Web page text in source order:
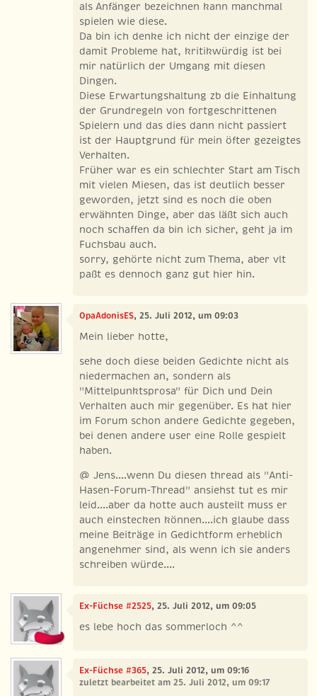
als Anfänger bezeichnen kann manchmal
spielen wie diese.
Da bin ich denke ich nicht der einzige der
damit Probleme hat, kritikwürdig ist bei
mir natürlich der Umgang mit diesen
Dingen.
Diese Erwartungshaltung zb die Einhaltung
der Grundregeln von fortgeschrittenen
Spielern und das dies dann nicht passiert
ist der Hauptgrund für mein öfter gezeigtes
Verhalten.
Früher war es ein schlechter Start am Tisch
mit vielen Miesen, das ist deutlich besser
geworden, jetzt sind es noch die oben
erwähnten Dinge, aber das läßt sich auch
noch schaffen da bin ich sicher, geht ja im
Fuchsbau auch.
sorry, gehörte nicht zum Thema, aber vlt
paßt es dennoch ganz gut hier hin.
OpaAdonisES, 25. Juli 2012, um 09:03
Mein lieber hotte,
sehe doch diese beiden Gedichte nicht als
niedermachen an, sondern als
"Mittelpunktsprosa" für Dich und Dein
Verhalten auch mir gegenüber. Es hat hier
im Forum schon andere Gedichte gegeben,
bei denen andere user eine Rolle gespielt
haben.
@ Jens....wenn Du diesen thread als "Anti-
Hasen-Forum-Thread" ansiehst tut es mir
leid....aber da hotte auch austeilt muss er
auch einstecken können....ich glaube dass
meine Beiträge in Gedichtform erheblich
angenehmer sind, als wenn ich sie anders
schreiben würde....
Ex-Füchse #2525, 25. Juli 2012, um 09:05
es lebe hoch das sommerloch ^^
Ex-Füchse #365, 25. Juli 2012, um 09:16
zuletzt bearbeitet am 25. Juli 2012, um 09:17